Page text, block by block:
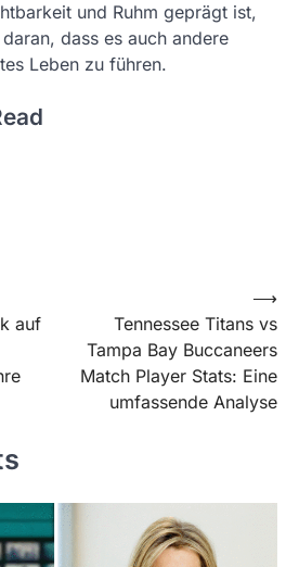
und Ruhm geprägt ist,
dass es auch andere
Leben zu führen.
auf
Tennessee Titans vs
Tampa Bay Buccaneers
Match Player Stats: Eine
umfassende Analyse
⟶